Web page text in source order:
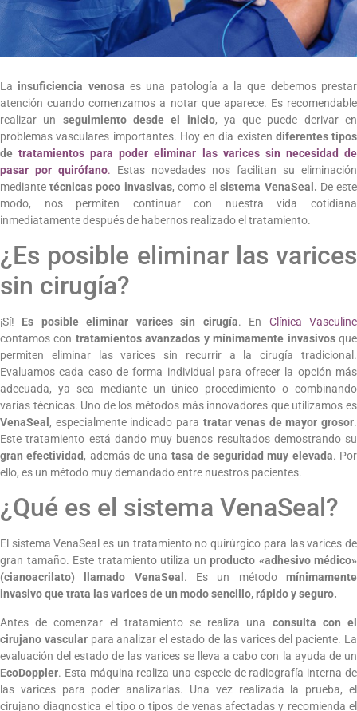
La insuficiencia venosa es una patología a la que debemos prestar
atención cuando comenzamos a notar que aparece. Es recomendable
realizar un seguimiento desde el inicio, ya que puede derivar en
problemas vasculares importantes. Hoy en día existen diferentes tipos
detratamientos para poder eliminar las varices sin necesidad de
pasar por quirófano. Estas novedades nos facilitan su eliminación
mediantetécnicas poco invasivas, como elsistema VenaSeal. De este
modo, nos permiten continuar con nuestra vida cotidiana
inmediatamente después de habernos realizado el tratamiento.
¿Es posible eliminar las varices
sin cirugía?
¡Sí! Es posible eliminar varices sin cirugía. En Clínica Vasculine
contamos con tratamientos avanzados y mínimamente invasivosque
permiten eliminar las varices sin recurrir a la cirugía tradicional.
Evaluamos cada caso de forma individual para ofrecer la opción más
adecuada, ya sea mediante un único procedimiento o combinando
varias técnicas. Uno de los métodos más innovadores que utilizamos es
VenaSeal , especialmente indicado para tratar venas de mayor grosor.
Este tratamiento está dando muy buenos resultados demostrando su
gran efectividad , además de una tasa de seguridad muy elevada. Por
ello, es un método muy demandado entre nuestros pacientes.
¿Qué es el sistema VenaSeal?
El sistema VenaSeal es un tratamiento no quirúrgico para las varices de
gran tamaño. Este tratamiento utiliza un producto «adhesivo médico»
(cianoacrilato) llamado VenaSeal . Es un métodomínimamente
invasivo que trata las varices de un modo sencillo, rápido y seguro.
Antes de comenzar el tratamiento se realiza una consulta con el
cirujano vascularpara analizar el estado de las varices del paciente. La
evaluación del estado de las varices se lleva a cabo con la ayuda de un
EcoDoppler. Esta máquina realiza una especie de radiografía interna de
las varices para poder analizarlas. Una vez realizada la prueba, el
cirujano diagnostica el tipo o tipos de venas afectadas y recomienda el